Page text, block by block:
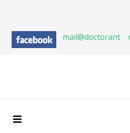
mail@doctorant